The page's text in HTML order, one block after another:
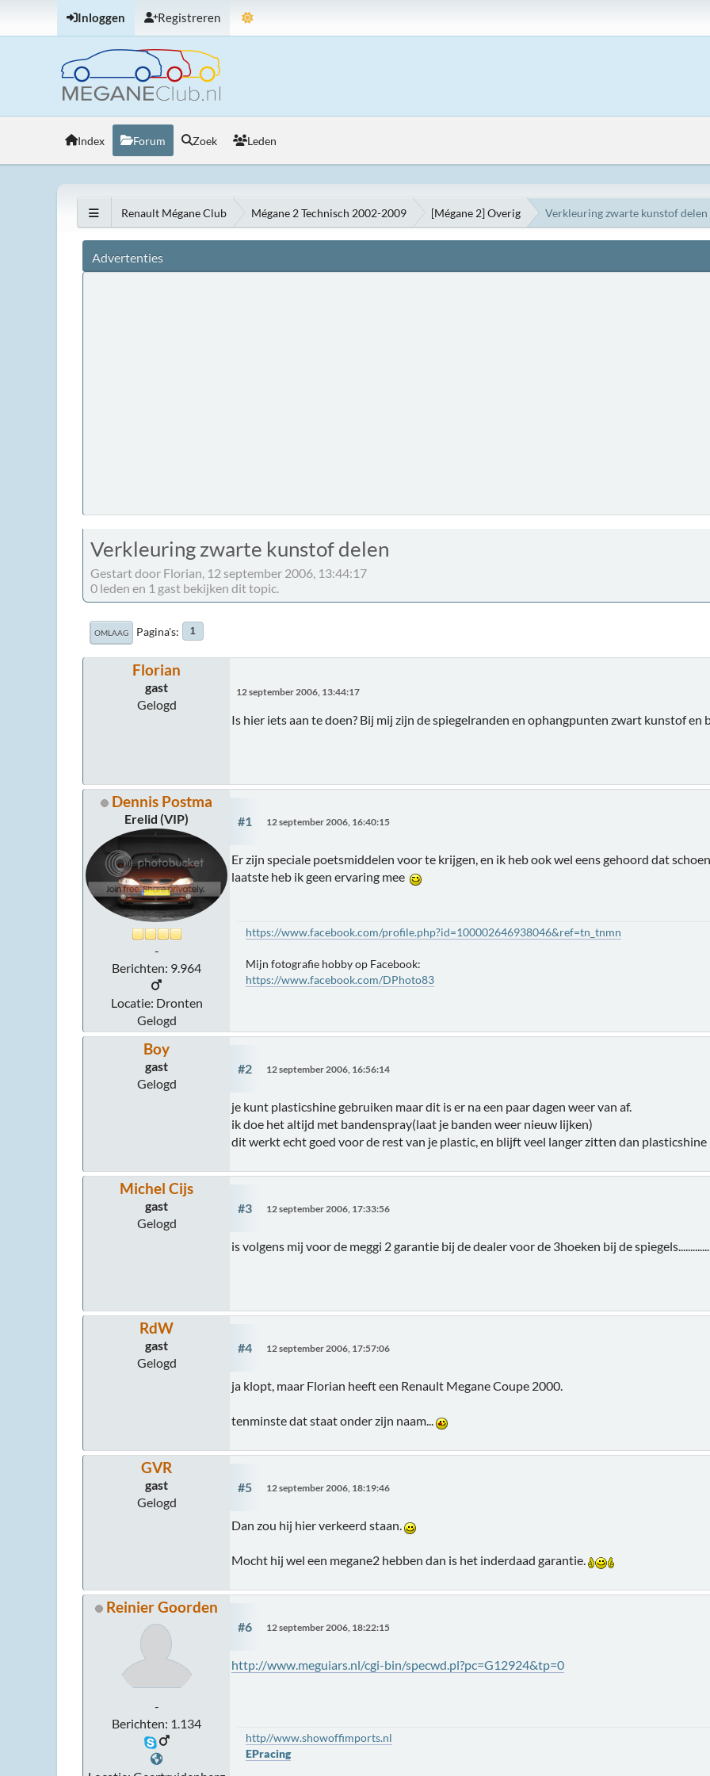
Inloggen Registreren
Index Forum Zoek Leden
Renault Mégane Club Mégane 2 Technisch 2002-2009 [Mégane 2] Overig Verkleuring zwarte kunstof delen
Advertenties
Verkleuring zwarte kunstof delen
Gestart door Florian, 12 september 2006, 13:44:17
0 leden en 1 gast bekijken dit topic.
OMLAAG Pagina's 1
Florian
gast
Gelogd
12 september 2006, 13:44:17
Is hier iets aan te doen? Bij mij zijn de spiegelranden en ophangpunten zwart kunstof en
Dennis Postma
Erelid (VIP)
-
Berichten: 9.964
Locatie: Dronten
Gelogd
#1 12 september 2006, 16:40:15
Er zijn speciale poetsmiddelen voor te krijgen, en ik heb ook wel eens gehoord dat
laatste heb ik geen ervaring mee
https://www.facebook.com/profile.php?id=100002646938046&ref=tn_tnmn
Mijn fotografie hobby op Facebook:
https://www.facebook.com/DPhoto83
Boy
gast
Gelogd
#2 12 september 2006, 16:56:14
je kunt plasticshine gebruiken maar dit is er na een paar dagen weer van af.
ik doe het altijd met bandenspray(laat je banden weer nieuw lijken)
dit werkt echt goed voor de rest van je plastic, en blijft veel langer zitten dan
Michel Cijs
gast
Gelogd
#3 12 september 2006, 17:33:56
is volgens mij voor de meggi 2 garantie bij de dealer voor de 3hoeken bij de spiegels.............
RdW
gast
Gelogd
#4 12 september 2006, 17:57:06
ja klopt, maar Florian heeft een Renault Megane Coupe 2000.
tenminste dat staat onder zijn naam...
GVR
gast
Gelogd
#5 12 september 2006, 18:19:46
Dan zou hij hier verkeerd staan.
Mocht hij wel een megane2 hebben dan is het inderdaad garantie.
Reinier Goorden
-
Berichten: 1.134
#6 12 september 2006, 18:22:15
http://www.meguiars.nl/cgi-bin/specwd.pl?pc=G12924&tp=0
http//www.showoffimports.nl
EPracing